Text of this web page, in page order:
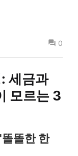
0
세금과
모르는 3
똘한 한